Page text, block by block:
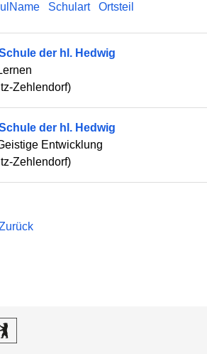
Schulart Ortsteil
der hl. Hedwig
Zehlendorf)
der hl. Hedwig
Entwicklung
Zehlendorf)